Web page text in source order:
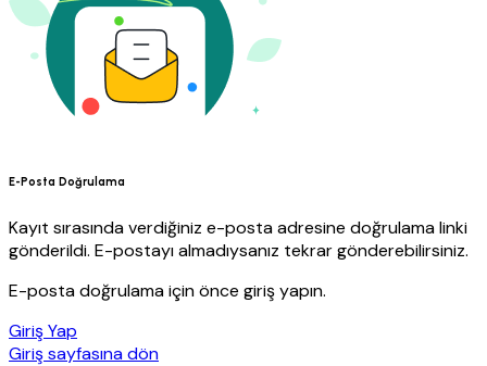
E-Posta Doğrulama
Kayıt sırasında verdiğiniz e-posta adresine doğrulama linki
gönderildi. E-postayı almadıysanız tekrar gönderebilirsiniz.
E-posta doğrulama için önce giriş yapın.
Giriş Yap
Giriş sayfasına dön